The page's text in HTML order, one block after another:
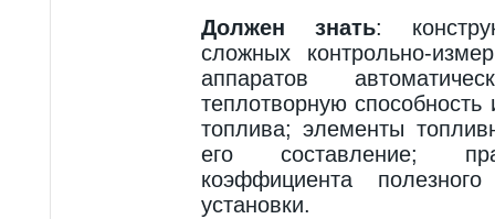
Должен знать:
сложных контрольно-
аппаратов
теплотворную
топлива; элементы
его составление;
коэффициента
установки.